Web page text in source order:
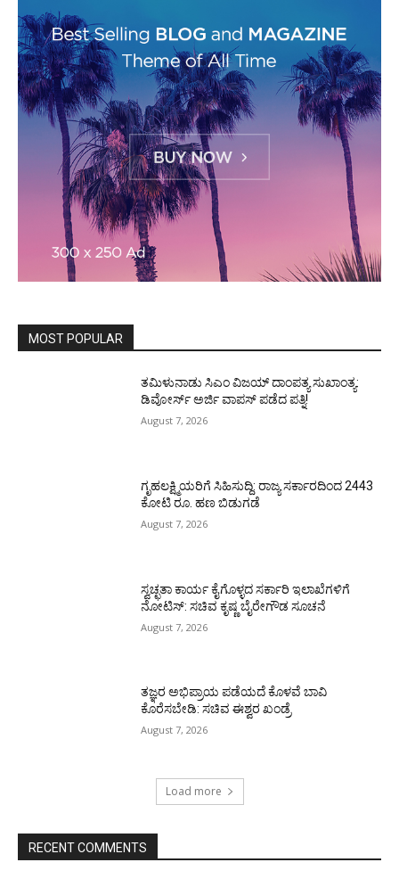
MOST POPULAR
ತಮಿಳುನಾಡು ಸಿಎಂ ವಿಜಯ್‌ ದಾಂಪತ್ಯ ಸುಖಾಂತ್ಯ:
ಡಿವೋರ್ಸ್‌ ಅರ್ಜಿ ವಾಪಸ್‌ ಪಡೆದ ಪತ್ನಿ!
August 7, 2026
ಗೃಹಲಕ್ಷ್ಮಿಯರಿಗೆ ಸಿಹಿಸುದ್ದಿ: ರಾಜ್ಯ ಸರ್ಕಾರದಿಂದ 2443
ಕೋಟಿ ರೂ. ಹಣ ಬಿಡುಗಡೆ
August 7, 2026
ಸ್ವಚ್ಛತಾ ಕಾರ್ಯ ಕೈಗೊಳ್ಳದ ಸರ್ಕಾರಿ ಇಲಾಖೆಗಳಿಗೆ
ನೋಟಿಸ್: ಸಚಿವ ಕೃಷ್ಣ ಬೈರೇಗೌಡ ಸೂಚನೆ
August 7, 2026
ತಜ್ಞರ ಅಭಿಪ್ರಾಯ ಪಡೆಯದೆ ಕೊಳವೆ ಬಾವಿ
ಕೊರೆಸಬೇಡಿ: ಸಚಿವ ಈಶ್ವರ ಖಂಡ್ರೆ
August 7, 2026
Load more
RECENT COMMENTS